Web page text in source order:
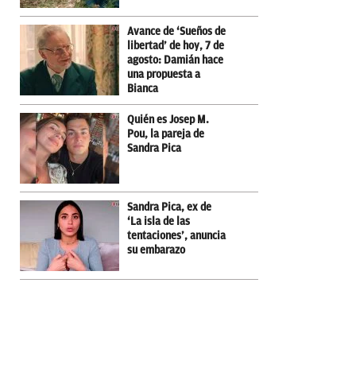
Avance de ‘Sueños de
libertad’ de hoy, 7 de
agosto: Damián hace
una propuesta a
Bianca
Quién es Josep M.
Pou, la pareja de
Sandra Pica
Sandra Pica, ex de
‘La isla de las
tentaciones’, anuncia
su embarazo